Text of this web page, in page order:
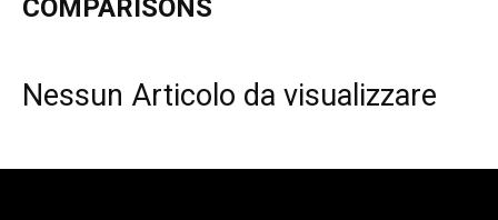
COMPARISONS
Nessun Articolo da visualizzare